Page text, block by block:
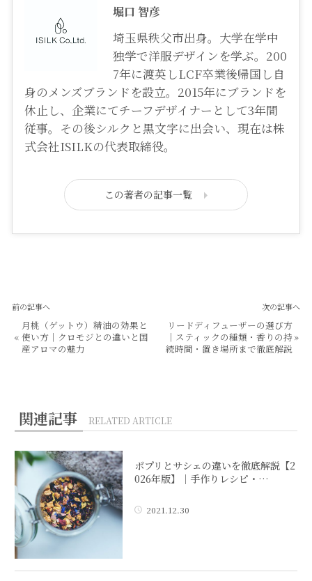
堀口 智彦
埼玉県秩父市出身。大学在学中
独学で洋服デザインを学ぶ。200
7年に渡英しLCF卒業後帰国し自
身のメンズブランドを設立。2015年にブランドを
休止し、企業にてチーフデザイナーとして3年間
従事。その後シルクと黒文字に出会い、現在は株
式会社ISILKの代表取締役。
この著者の記事一覧
前の記事へ
«
月桃（ゲットウ）精油の効果と
使い方｜クロモジとの違いと国
産アロマの魅力
次の記事へ
リードディフューザーの選び方
｜スティックの種類・香りの持
続時間・置き場所まで徹底解説
»
関連記事 RELATED ARTICLE
ポプリとサシェの違いを徹底解説【2
026年版】｜手作りレシピ・…
2021.12.30